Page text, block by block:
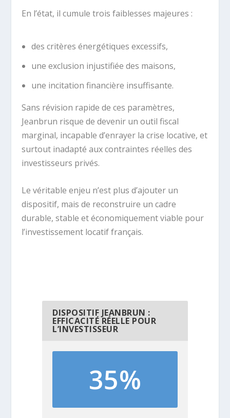
En l’état, il cumule trois faiblesses majeures :
des critères énergétiques excessifs,
une exclusion injustifiée des maisons,
une incitation financière insuffisante.
Sans révision rapide de ces paramètres,
Jeanbrun risque de devenir un outil fiscal
marginal, incapable d’enrayer la crise locative, et
surtout inadapté aux contraintes réelles des
investisseurs privés.
Le véritable enjeu n’est plus d’ajouter un
dispositif, mais de reconstruire un cadre
durable, stable et économiquement viable pour
l’investissement locatif français.
DISPOSITIF JEANBRUN :
EFFICACITÉ RÉELLE POUR
L’INVESTISSEUR
35%